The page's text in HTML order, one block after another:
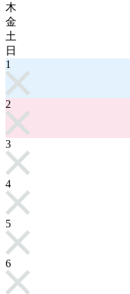
木
金
土
日
1
2
3
4
5
6